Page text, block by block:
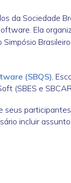
da Sociedade
Ela
(SBQS),
(SBES e
incluir